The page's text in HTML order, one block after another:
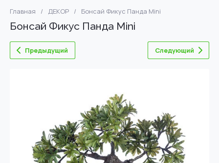
Главная / ДЕКОР / Бонсай Фикус Панда Mini
Бонсай Фикус Панда Mini
Предыдущий Следующий